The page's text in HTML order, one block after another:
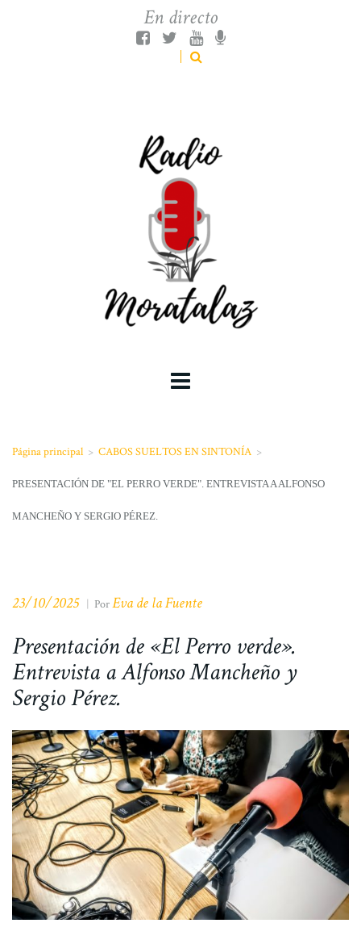
En directo
Página principal > CABOS SUELTOS EN SINTONÍA >
PRESENTACIÓN DE "EL PERRO VERDE". ENTREVISTA A ALFONSO
MANCHEÑO Y SERGIO PÉREZ.
23/10/2025 | PorEva de la Fuente
Presentación de «El Perro verde».
Entrevista a Alfonso Mancheño y
Sergio Pérez.